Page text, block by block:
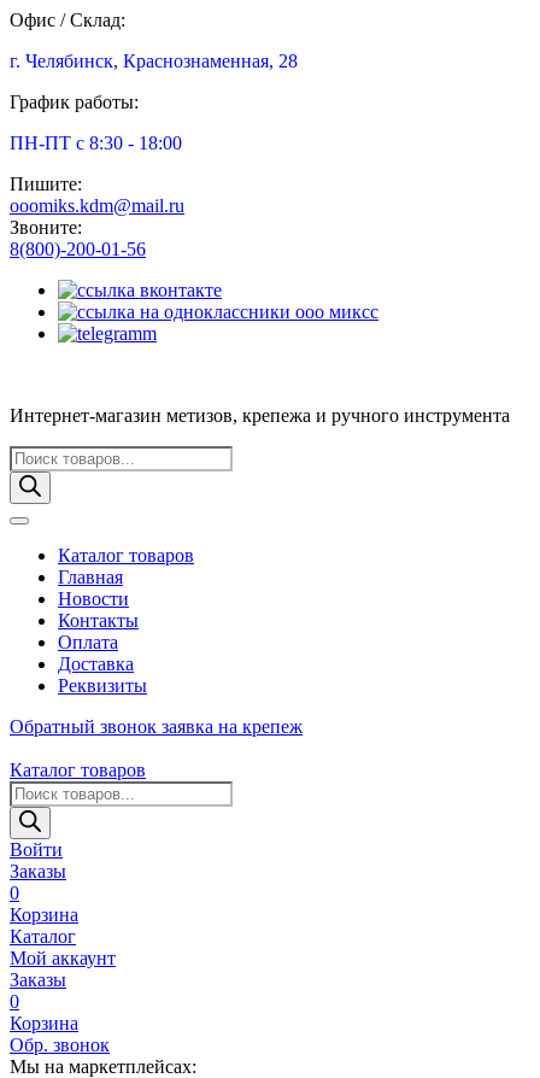
Офис / Склад:
г. Челябинск, Краснознаменная, 28
График работы:
ПН-ПТ с 8:30 - 18:00
Пишите:
ooomiks.kdm@mail.ru
Звоните:
8(800)-200-01-56
Интернет-магазин метизов, крепежа и ручного инструмента
Поиск
товаров
Каталог товаров
Главная
Новости
Контакты
Оплата
Доставка
Реквизиты
Обратный звонок заявка на крепеж
Каталог товаров
Поиск
товаров
Войти
Заказы
0
Корзина
Каталог
Мой аккаунт
Заказы
0
Корзина
Обр. звонок
Мы на маркетплейсах: